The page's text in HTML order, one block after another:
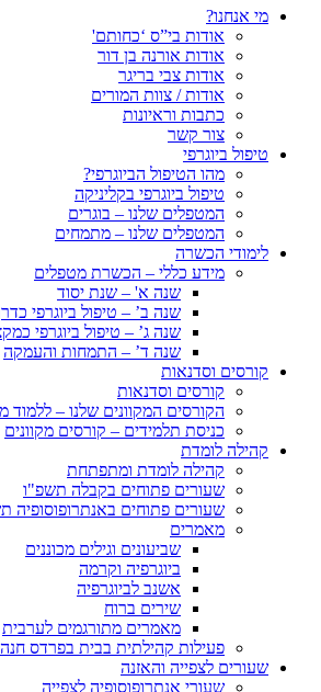
מי אנחנו?
אודות בי”ס ‘כחותם'
אודות אורנה בן דור
אודות צבי בריגר
אודות / צוות המורים
כתבות וראיונות
צור קשר
טיפול ביוגרפי
מהו הטיפול הביוגרפי?
טיפול ביוגרפי בקליניקה
המטפלים שלנו – בוגרים
המטפלים שלנו – מתמחים
לימודי הכשרה
מידע כללי – הכשרת מטפלים
שנה א' – שנת יסוד
שנה ב’ – טיפול ביוגרפי
שנה ג’ – טיפול ביוגרפי
שנה ד’ – התמחות והעמקה
קורסים וסדנאות
קורסים וסדנאות
הקורסים המקוונים שלנו – ללמוד
כניסת תלמידים – קורסים מקוונים
קהילה לומדת
קהילה לומדת ומתפתחת
שעורים פתוחים בקבלה תשפ"ו
שעורים פתוחים באנתרופוסופיה
מאמרים
שביעונים וגילים מכוננים
ביוגרפיה וקרמה
אשנב לביוגרפיה
שירים ברוח
מאמרים מתורגמים לערבית
פעילות קהילתית בבית בפרדס
שעורים לצפייה והאזנה
שעורי אנתרופוסופיה לצפייה